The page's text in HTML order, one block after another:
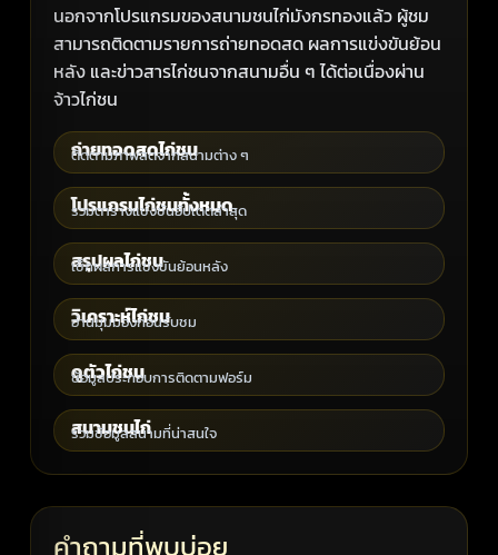
นอกจากโปรแกรมของสนามชนไก่มังกรทองแล้ว ผู้ชม
สามารถติดตามรายการถ่ายทอดสด ผลการแข่งขันย้อน
หลัง และข่าวสารไก่ชนจากสนามอื่น ๆ ได้ต่อเนื่องผ่าน
จ้าวไก่ชน
ถ่ายทอดสดไก่ชน
ติดตามภาพสดจากสนามต่าง ๆ
โปรแกรมไก่ชนทั้งหมด
รวมตารางแข่งขันอัปเดตล่าสุด
สรุปผลไก่ชน
เช็กผลการแข่งขันย้อนหลัง
วิเคราะห์ไก่ชน
อ่านมุมมองก่อนรับชม
ดูตัวไก่ชน
ข้อมูลประกอบการติดตามฟอร์ม
สนามชนไก่
รวมข้อมูลสนามที่น่าสนใจ
คำถามที่พบบ่อย